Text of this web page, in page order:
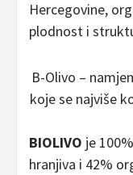
Hercegovine,
plodnost i
B-Olivo –
koje se najviše
BIOLIVO je
hranjiva i 42%